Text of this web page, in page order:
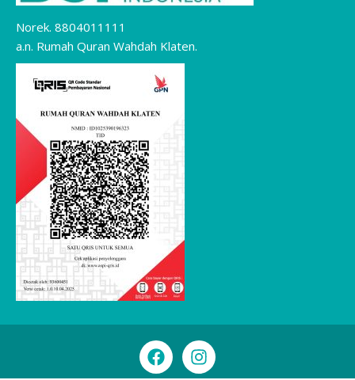
Norek. 8804011111
a.n. Rumah Quran Wahdah Klaten.